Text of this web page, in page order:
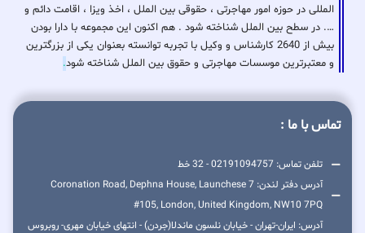
المللی در حوزه امور مهاجرتی ، حقوقی بین الملل ، اخذ ویزا ، اقامت دائم و
…. در سطح بین الملل شناخته شود . هم اکنون این مجموعه با دارا بودن
بیش از 2640 کارشناس و وکیل با تجربه توانسته بعنوان یکی از بزرگترین
و معتبرترین موسسات مهاجرتی و حقوق بین الملل شناخته شود.
تماس با ما :
تلفن تماس: 02191094757 - 32 خط
آدرس دفتر لندن: 7 Coronation Road, Dephna House, Launchese
#105, London, United Kingdom, NW10 7PQ
آدرس: ایران-تهران - خیابان نلسون ماندلا(جردن) - انتهای خیابان مهری- روبروس